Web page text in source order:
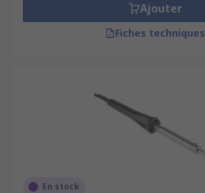
Ajouter
Fiches techniques
En stock